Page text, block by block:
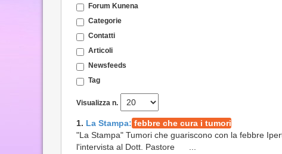
Forum Kunena
Categorie
Contatti
Articoli
Newsfeeds
Tag
Visualizza n.
1. La Stampa: febbre che cura i tumori
"La Stampa" Tumori che guariscono con la febbre
l'intervista al Dott. Pastore ...